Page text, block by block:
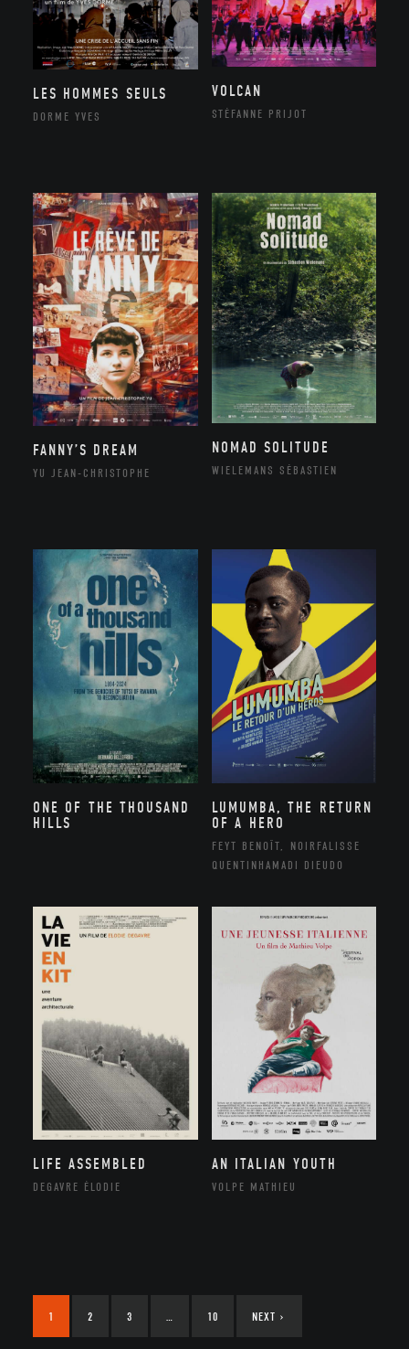
LES HOMMES SEULS
DORME YVES
VOLCAN
STÉFANNE PRIJOT
FANNY’S DREAM
YU JEAN-CHRISTOPHE
NOMAD SOLITUDE
WIELEMANS SÉBASTIEN
ONE OF THE THOUSAND
HILLS
LUMUMBA, THE RETURN
OF A HERO
FEYT BENOÎT, NOIRFALISSE
QUENTINHAMADI DIEUDO
LIFE ASSEMBLED
DEGAVRE ÉLODIE
AN ITALIAN YOUTH
VOLPE MATHIEU
1 2 3 10 NEXT ›